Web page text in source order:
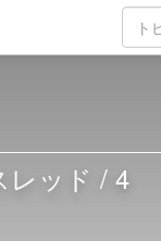
レッド / 4